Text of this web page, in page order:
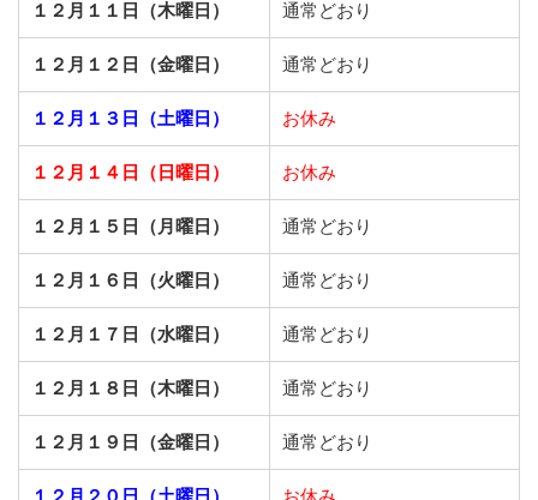
１２月１１日（木曜日） 通常どおり
１２月１２日（金曜日） 通常どおり
１２月１３日（土曜日） お休み
１２月１４日（日曜日） お休み
１２月１５日（月曜日） 通常どおり
１２月１６日（火曜日） 通常どおり
１２月１７日（水曜日） 通常どおり
１２月１８日（木曜日） 通常どおり
１２月１９日（金曜日） 通常どおり
１２月２０日（土曜日） お休み